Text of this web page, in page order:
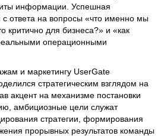
информации. Успешная
с ответа на вопросы «что именно мы
для бизнеса?» и «как
операционными
и маркетингу UserGate
стратегическим взглядом на
акцент на механизме постановки
амбициозные цели служат
стратегии, формирования
прорывных результатов команды